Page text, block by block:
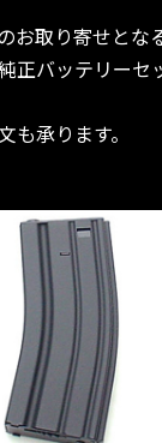
取り寄せとな
バッテリーセ
承ります。